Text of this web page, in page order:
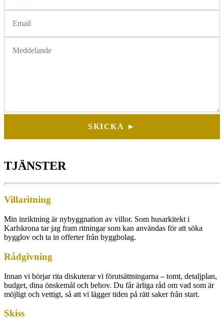
SKICKA ►
TJÄNSTER
Villaritning
Min inriktning är nybyggnation av villor. Som husarkitekt i
Karlskrona tar jag fram ritningar som kan användas för att söka
bygglov och ta in offerter från byggbolag.
Rådgivning
Innan vi börjar rita diskuterar vi förutsättningarna – tomt, detaljplan,
budget, dina önskemål och behov. Du får ärliga råd om vad som är
möjligt och vettigt, så att vi lägger tiden på rätt saker från start.
Skiss